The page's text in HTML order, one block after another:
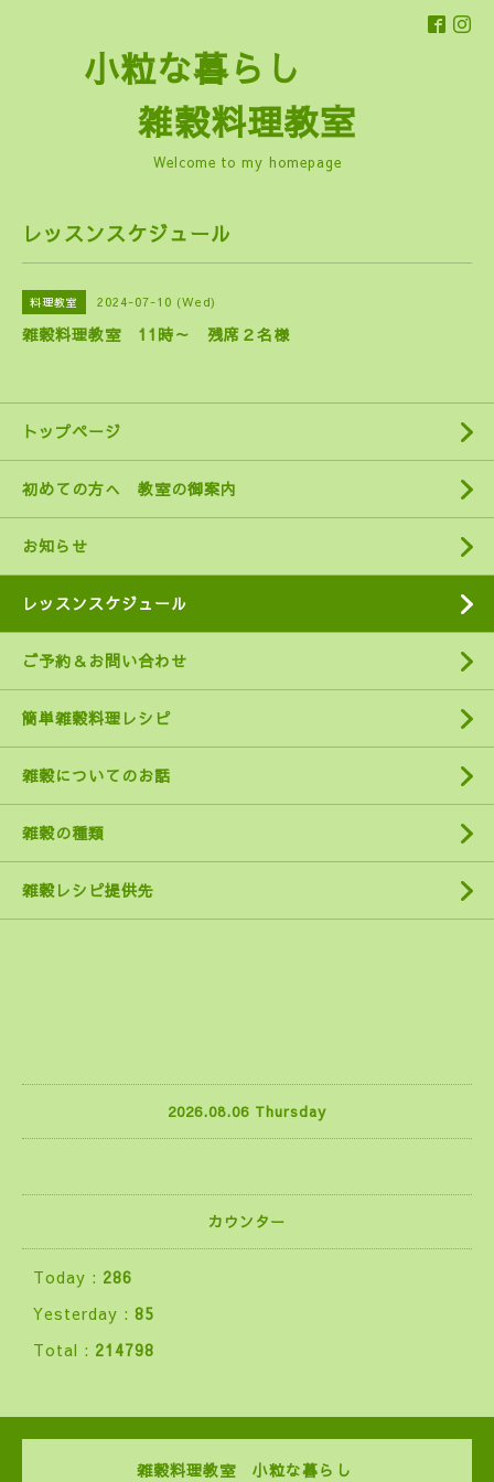
小粒な暮らし
雑穀料理教室
Welcome to my homepage
レッスンスケジュール
料理教室 2024-07-10 (Wed)
雑穀料理教室 11時～ 残席２名様
トップページ
初めての方へ 教室の御案内
お知らせ
レッスンスケジュール
ご予約＆お問い合わせ
簡単雑穀料理レシピ
雑穀についてのお話
雑穀の種類
雑穀レシピ提供先
2026.08.06 Thursday
カウンター
Today : 286
Yesterday : 85
Total : 214798
雑穀料理教室 小粒な暮らし